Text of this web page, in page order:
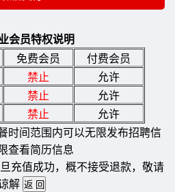
会员特权说明
免费会员
付费会员
禁止
允许
禁止
允许
禁止
允许
时间范围内可以无限发布招聘信
查看简历信息
充值成功，概不接受退款，敬请
解